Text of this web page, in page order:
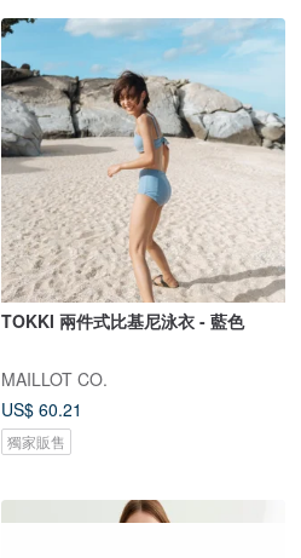
TOKKI 兩件式比基尼泳衣 - 藍色
MAILLOT CO.
US$ 60.21
獨家販售